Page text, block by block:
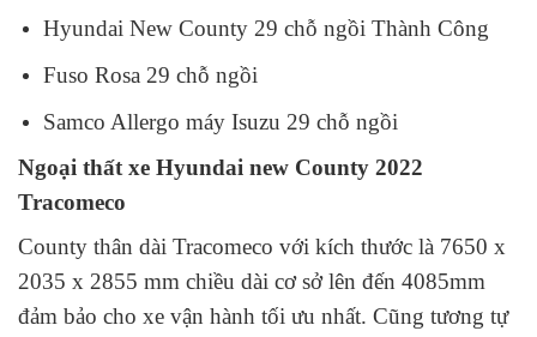
Hyundai New County 29 chỗ ngồi Thành Công
Fuso Rosa 29 chỗ ngồi
Samco Allergo máy Isuzu 29 chỗ ngồi
Ngoại thất xe Hyundai new County 2022
Tracomeco
County thân dài Tracomeco với kích thước là 7650 x
2035 x 2855 mm chiều dài cơ sở lên đến 4085mm
đảm bảo cho xe vận hành tối ưu nhất. Cũng tương tự